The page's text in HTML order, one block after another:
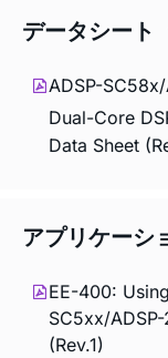
データシート
ADSP-
Dual-Core
Data Sheet
アプリケーシ
EE-400:
SC5xx/
(Rev.1)